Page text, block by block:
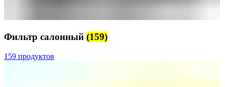
Фильтр салонный (159)
159 продуктов